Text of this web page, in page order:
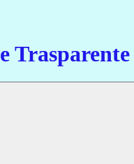
Trasparente